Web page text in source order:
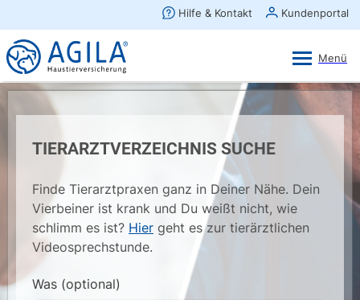
TIERARZTVERZEICHNIS SUCHE
Finde Tierarztpraxen ganz in Deiner Nähe. Dein
Vierbeiner ist krank und Du weißt nicht, wie
schlimm es ist? Hier geht es zur tierärztlichen
Videosprechstunde.
Was (optional)
×
AGILA Kunden-App
Gratis - Im Play Store laden
Ansehen